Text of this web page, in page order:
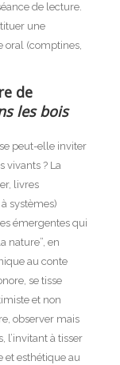
de lecture.
une
oral (comptines,
de
les bois
peut-elle inviter
vivants ? La
livres
systèmes)
émergentes qui
nature”, en
au conte
se tisse
et non
observer mais
l’invitant à tisser
et esthétique au